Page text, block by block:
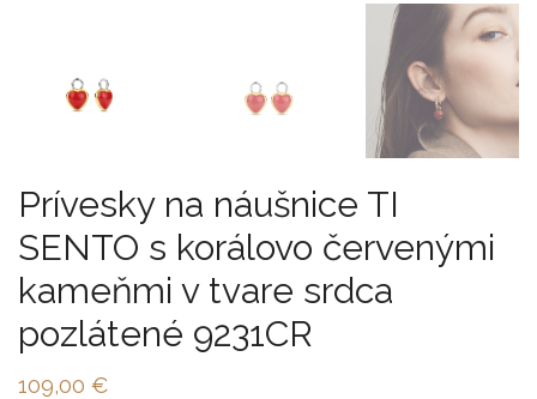
Prívesky na náušnice TI
SENTO s korálovo červenými
kameňmi v tvare srdca
pozlátené 9231CR
109,00 €